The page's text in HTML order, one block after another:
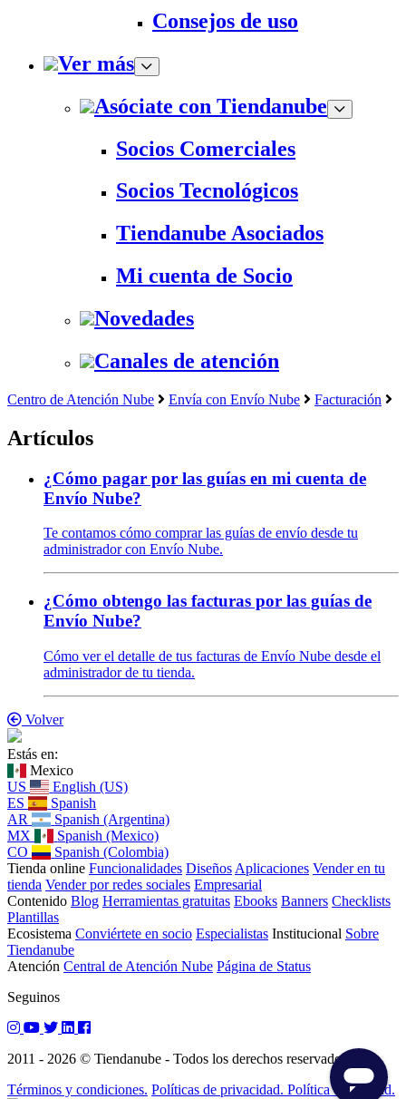
Consejos de uso
Ver más
Asóciate con Tiendanube
Socios Comerciales
Socios Tecnológicos
Tiendanube Asociados
Mi cuenta de Socio
Novedades
Canales de atención
Centro de Atención Nube Envía con Envío Nube Facturación
Artículos
¿Cómo pagar por las guías en mi cuenta de
Envío Nube?
Te contamos cómo comprar las guías de envío desde tu
administrador con Envío Nube.
¿Cómo obtengo las facturas por las guías de
Envío Nube?
Cómo ver el detalle de tus facturas de Envío Nube desde el
administrador de tu tienda.
Volver
Estás en:
Mexico
US
English (US)
ES
Spanish
AR
Spanish (Argentina)
MX
Spanish (Mexico)
CO
Spanish (Colombia)
Tienda online Funcionalidades Diseños Aplicaciones Vender en tu
tienda Vender por redes sociales Empresarial
Contenido Blog Herramientas gratuitas Ebooks Banners Checklists
Plantillas
Ecosistema Conviértete en socio Especialistas Institucional Sobre
Tiendanube
Atención Central de Atención Nube Página de Status
Seguinos
2011 - 2026 © Tiendanube - Todos los derechos reservados.
Términos y condiciones. Políticas de privacidad. Política de calidad.